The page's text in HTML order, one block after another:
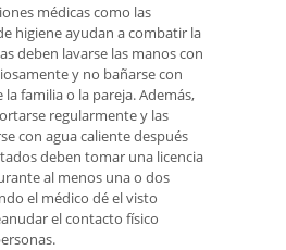
médicas como las
higiene ayudan a combatir la
deben lavarse las manos con
y no bañarse con
familia o la pareja. Además,
regularmente y las
con agua caliente después
deben tomar una licencia
al menos una o dos
el médico dé el visto
el contacto físico